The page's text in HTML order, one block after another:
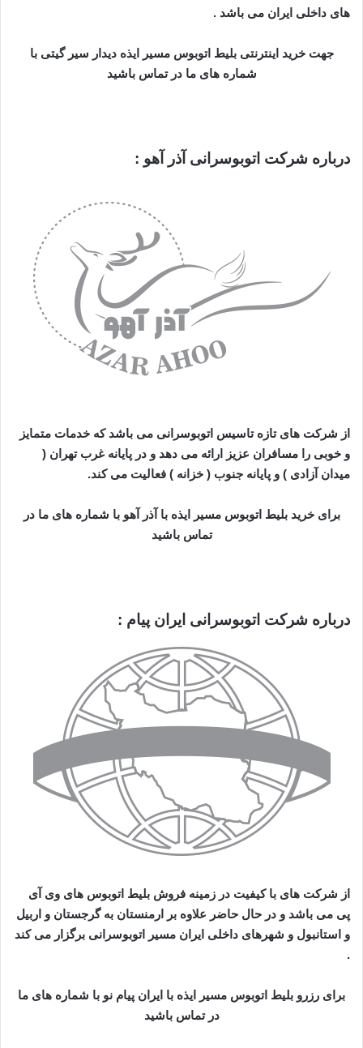
های داخلی ایران می باشد .
جهت خرید اینترنتی بلیط اتوبوس مسیر ایذه دیدار سیر گیتی با
شماره های ما در تماس باشید
درباره شرکت اتوبوسرانی آذر آهو :
از شرکت های تازه تاسیس اتوبوسرانی می باشد که خدمات متمایز
و خوبی را مسافران عزیز ارائه می دهد و در پایانه غرب تهران (
میدان آزادی ) و پایانه جنوب ( خزانه ) فعالیت می کند.
برای خرید بلیط اتوبوس مسیر ایذه با آذر آهو با شماره های ما در
تماس باشید
درباره شرکت اتوبوسرانی ایران پیام :
از شرکت های با کیفیت در زمینه فروش بلیط اتوبوس های وی آی
پی می باشد و در حال حاضر علاوه بر ارمنستان به گرجستان و اربیل
و استانبول و شهرهای داخلی ایران مسیر اتوبوسرانی برگزار می کند
.
برای رزرو بلیط اتوبوس مسیر ایذه با ایران پیام نو با شماره های ما
در تماس باشید